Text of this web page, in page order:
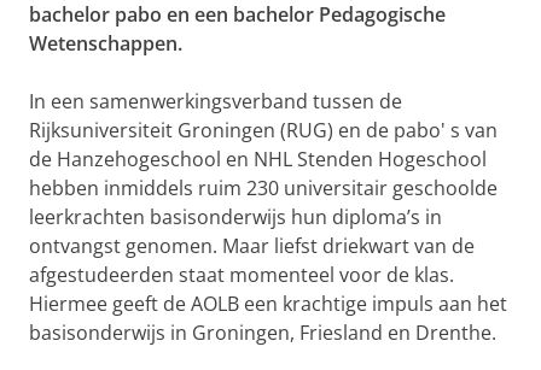
bachelor pabo en een bachelor Pedagogische
Wetenschappen.
In een samenwerkingsverband tussen de
Rijksuniversiteit Groningen (RUG) en de pabo' s van
de Hanzehogeschool en NHL Stenden Hogeschool
hebben inmiddels ruim 230 universitair geschoolde
leerkrachten basisonderwijs hun diploma’s in
ontvangst genomen. Maar liefst driekwart van de
afgestudeerden staat momenteel voor de klas.
Hiermee geeft de AOLB een krachtige impuls aan het
basisonderwijs in Groningen, Friesland en Drenthe.